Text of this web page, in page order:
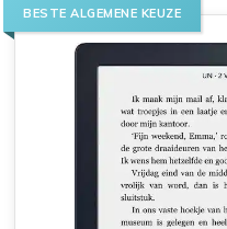
BESTE ALGEMENE KEUZE